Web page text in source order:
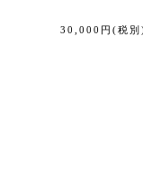
30,000 円 (税別